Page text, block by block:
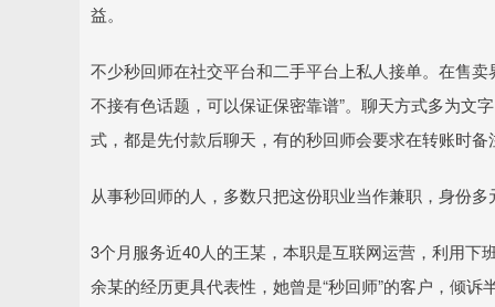
益。
不少秒回师在社交平台和二手平台上私人接单。在售
不接有色话题，可以保证保密靠谱”。聊天方式多为文
式，都是先付款后聊天，有的秒回师会要求在转账时备
从事秒回师的人，多数只把这份职业当作兼职，身份
3个月服务近40人的王某，本职是互联网运营，利用
余某的经历更具代表性，她曾是“秒回师”的客户，倾